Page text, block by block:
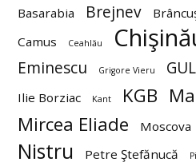
Basarabia Brejnev
Camus
Ceahlău
Eminescu
Grigore Vieru
Ilie Borziac
Kant KGB
Mircea Eliade Moscova
Nistru Petre Ştefănucă